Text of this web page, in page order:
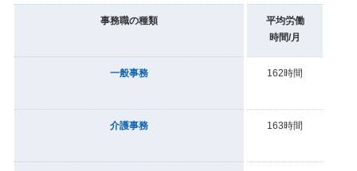
事務職の種類
平均労働
時間/月
一般事務 162時間
介護事務 163時間